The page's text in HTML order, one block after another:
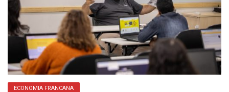
ECONOMIA FRANCANA